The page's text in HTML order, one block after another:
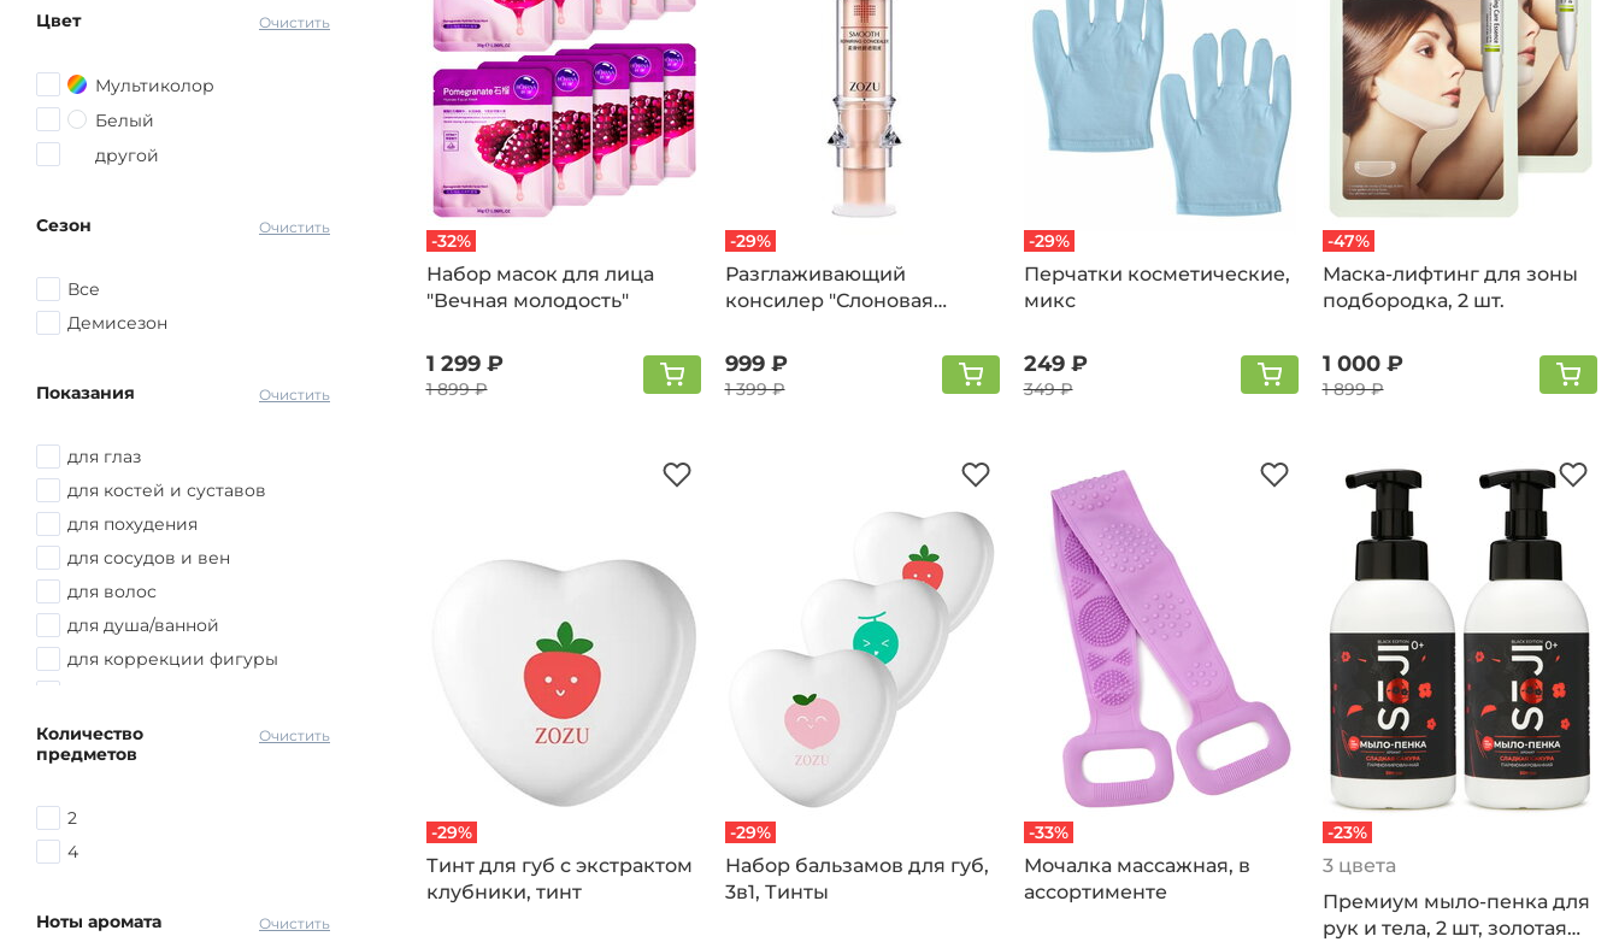
лосьон
маска для лица
массажер
набор духов
пенка
пластырь
помада
скраб
спрей
сыворотка
тоник
тушь для ресниц
шампунь
шапка
Очистить
Цвет
Мультиколор
Белый
другой
Очистить
Сезон
Все
Демисезон
Очистить
Показания
для глаз
для костей и суставов
для похудения
для сосудов и вен
для волос
для душа/ванной
для коррекции фигуры
для ног
для очищения
для умывания
для ухода за кожей лица
для ухода за кожей тела
Очистить
Количество
предметов
2
4
Очистить
Ноты аромата
-32%
Набор масок для лица
"Вечная молодость"
1 299 ₽
1 899 ₽
-29%
Разглаживающий
консилер "Слоновая
999 ₽
1 399 ₽
-29%
Перчатки косметическиe,
микс
249 ₽
349 ₽
-47%
Маска-лифтинг для зоны
подбородка, 2 шт.
1 000 ₽
1 899 ₽
-29%
Тинт для губ с экстрактом
клубники, тинт
-29%
Набор бальзамов для губ,
3в1, Тинты
-33%
Мочалка массажная, в
ассортименте
-23%
3 цвета
Премиум мыло-пенка для
рук и тела, 2 шт, золотая